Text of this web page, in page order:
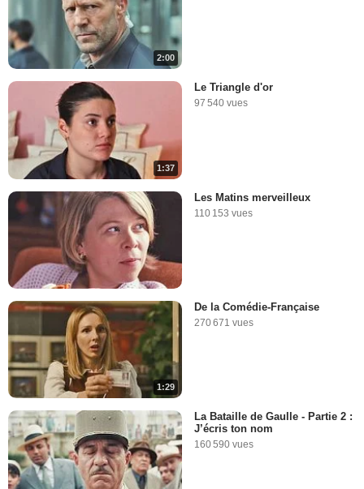
2:00
1:37
Le Triangle d'or
97 540 vues
Les Matins merveilleux
110 153 vues
1:29
De la Comédie-Française
270 671 vues
La Bataille de Gaulle - Partie 2 :
J’écris ton nom
160 590 vues